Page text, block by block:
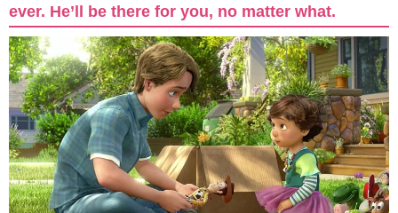
ever. He’ll be there for you, no matter what.